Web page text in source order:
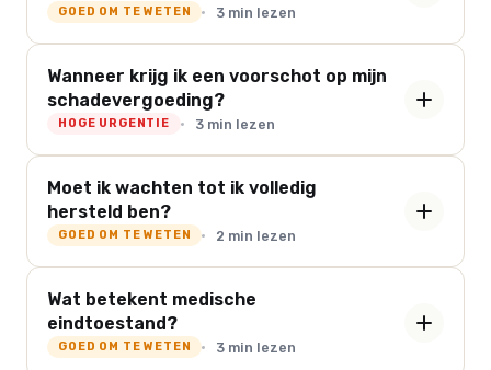
GOED OM TE WETEN 3 min lezen
Wanneer krijg ik een voorschot op mijn
schadevergoeding?
HOGE URGENTIE 3 min lezen
Moet ik wachten tot ik volledig
hersteld ben?
GOED OM TE WETEN 2 min lezen
Wat betekent medische
eindtoestand?
GOED OM TE WETEN 3 min lezen